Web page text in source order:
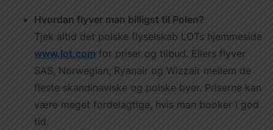
Hvordan flyver man billigst til Polen?
Tjek altid det polske flyselskab LOTs hjemmeside
www.lot.com for priser og tilbud. Ellers flyver
SAS, Norwegian, Ryanair og Wizzair mellem de
fleste skandinaviske og polske byer. Priserne kan
være meget fordelagtige, hvis man booker i god
tid.